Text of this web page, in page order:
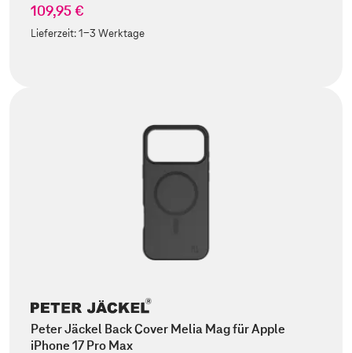
109,95 €
Lieferzeit:1-3 Werktage
Peter Jäckel Back Cover Melia Mag für Apple
iPhone 17 Pro Max